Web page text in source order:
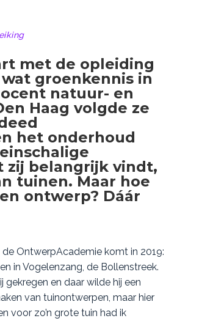
met de opleiding
groenkennis in
natuur- en
Haag volgde ze
het onderhoud
zij belangrijk vindt,
tuinen. Maar hoe
ontwerp? Dáár
OntwerpAcademie komt in 2019:
in Vogelenzang, de Bollenstreek.
gekregen en daar wilde hij een
van tuinontwerpen, maar hier
voor zo’n grote tuin had ik